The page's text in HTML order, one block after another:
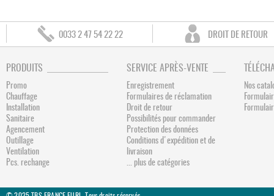
0033 2 47 54 22 22 DROIT DE RETOUR
PRODUITS
Promo
Chauffage
Installation
Sanitaire
Agencement
Outillage
Ventilation
Pcs. rechange
SERVICE APRÈS-VENTE
Enregistrement
Formulaires de réclamation
Droit de retour
Possibilités pour commander
Protection des données
Conditions d'expédition et de
livraison
... plus de catégories
Nos